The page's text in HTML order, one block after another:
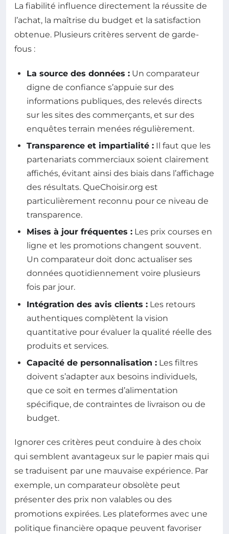
La fiabilité influence directement la réussite de
l’achat, la maîtrise du budget et la satisfaction
obtenue. Plusieurs critères servent de garde-
fous :
La source des données : Un comparateur
digne de confiance s’appuie sur des
informations publiques, des relevés directs
sur les sites des commerçants, et sur des
enquêtes terrain menées régulièrement.
Transparence et impartialité : Il faut que les
partenariats commerciaux soient clairement
affichés, évitant ainsi des biais dans l’affichage
des résultats. QueChoisir.org est
particulièrement reconnu pour ce niveau de
transparence.
Mises à jour fréquentes : Les prix courses en
ligne et les promotions changent souvent.
Un comparateur doit donc actualiser ses
données quotidiennement voire plusieurs
fois par jour.
Intégration des avis clients : Les retours
authentiques complètent la vision
quantitative pour évaluer la qualité réelle des
produits et services.
Capacité de personnalisation : Les filtres
doivent s’adapter aux besoins individuels,
que ce soit en termes d’alimentation
spécifique, de contraintes de livraison ou de
budget.
Ignorer ces critères peut conduire à des choix
qui semblent avantageux sur le papier mais qui
se traduisent par une mauvaise expérience. Par
exemple, un comparateur obsolète peut
présenter des prix non valables ou des
promotions expirées. Les plateformes avec une
politique financière opaque peuvent favoriser